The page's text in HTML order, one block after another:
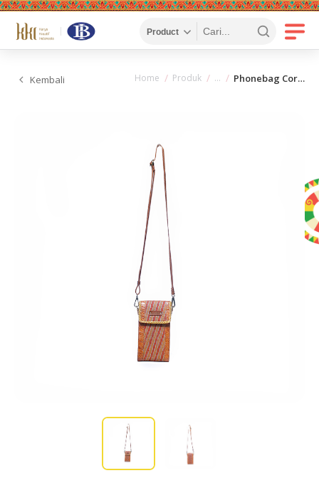
Kembali Home Produk Phonebag Coring